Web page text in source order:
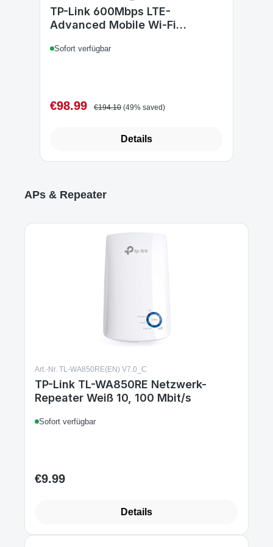
TP-Link 600Mbps LTE-
Advanced Mobile Wi-Fi
Sofort verfügbar
Sale price:
€98.99 Regular price:
€194.10 (49% saved)
Details
Skip product gallery
APs & Repeater
Art.-Nr. TL-WA850RE(EN) V7.0_C
TP-Link TL-WA850RE Netzwerk-
Repeater Weiß 10, 100 Mbit/s
Sofort verfügbar
Regular price:
€9.99
Details